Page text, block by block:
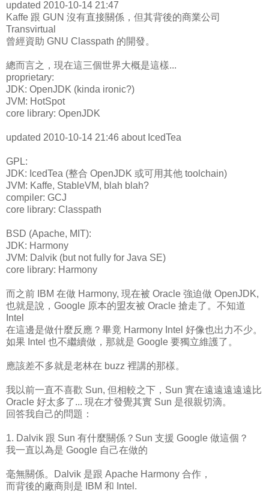
updated 2010-10-14 21:47
Kaffe 跟 GUN 沒有直接關係，但其背後的商業公司
Transvirtual
曾經資助 GNU Classpath 的開發。
總而言之，現在這三個世界大概是這樣...
proprietary:
JDK: OpenJDK (kinda ironic?)
JVM: HotSpot
core library: OpenJDK
updated 2010-10-14 21:46 about IcedTea
GPL:
JDK: IcedTea (整合 OpenJDK 或可用其他 toolchain)
JVM: Kaffe, StableVM, blah blah?
compiler: GCJ
core library: Classpath
BSD (Apache, MIT):
JDK: Harmony
JVM: Dalvik (but not fully for Java SE)
core library: Harmony
而之前 IBM 在做 Harmony, 現在被 Oracle 強迫做 OpenJDK,
也就是說，Google 原本的盟友被 Oracle 搶走了。不知道
Intel
在這邊是做什麼反應？畢竟 Harmony Intel 好像也出力不少。
如果 Intel 也不繼續做，那就是 Google 要獨立維護了。
應該差不多就是老林在 buzz 裡講的那樣。
我以前一直不喜歡 Sun, 但相較之下，Sun 實在遠遠遠遠遠比
Oracle 好太多了... 現在才發覺其實 Sun 是很親切滴。
回答我自己的問題：
1. Dalvik 跟 Sun 有什麼關係？Sun 支援 Google 做這個？
我一直以為是 Google 自己在做的
毫無關係。Dalvik 是跟 Apache Harmony 合作，
而背後的廠商則是 IBM 和 Intel.